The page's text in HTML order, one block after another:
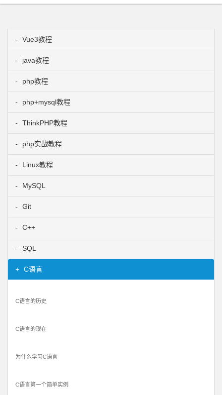
Vue3教程
java教程
php教程
php+mysql教程
ThinkPHP教程
php实战教程
Linux教程
MySQL
Git
C++
SQL
C语言
C语言的历史
C语言的现在
为什么学习C语言
C语言第一个简单实例